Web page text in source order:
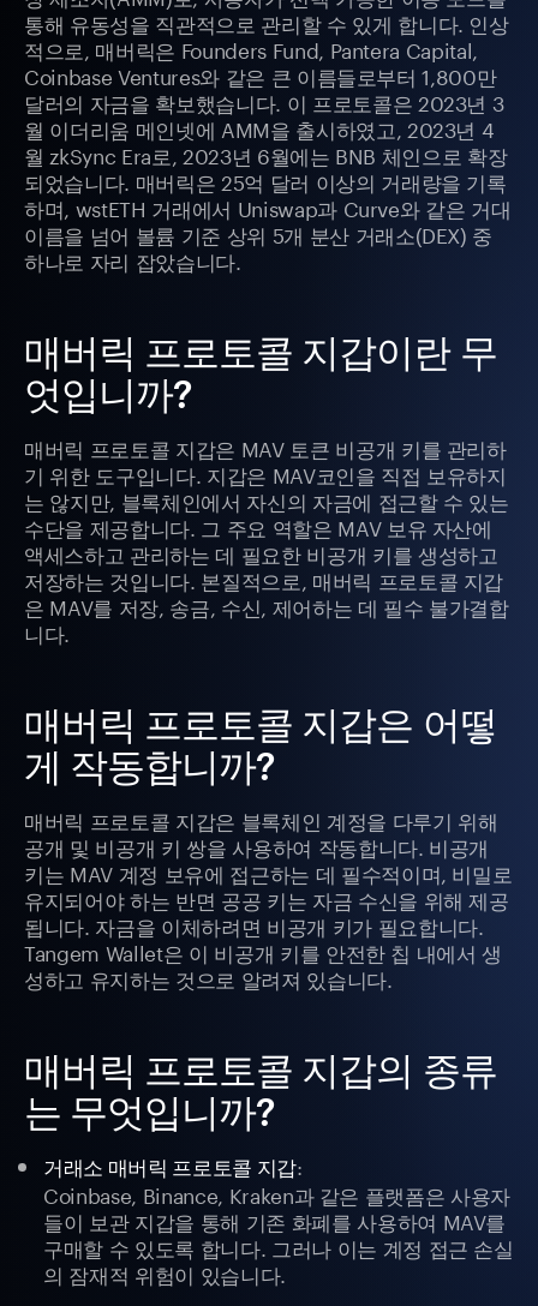
통해 유동성을 직관적으로 관리할 수 있게 합니다. 인상
적으로, 매버릭은 Founders Fund, Pantera Capital,
Coinbase Ventures와 같은 큰 이름들로부터 1,800만
달러의 자금을 확보했습니다. 이 프로토콜은 2023년 3
월 이더리움 메인넷에 AMM을 출시하였고, 2023년 4
월 zkSync Era로, 2023년 6월에는 BNB 체인으로 확장
되었습니다. 매버릭은 25억 달러 이상의 거래량을 기록
하며, wstETH 거래에서 Uniswap과 Curve와 같은 거대
이름을 넘어 볼륨 기준 상위 5개 분산 거래소(DEX) 중
하나로 자리 잡았습니다.
매버릭 프로토콜 지갑이란 무
엇입니까?
매버릭 프로토콜 지갑은 MAV 토큰 비공개 키를 관리하
기 위한 도구입니다. 지갑은 MAV코인을 직접 보유하지
는 않지만, 블록체인에서 자신의 자금에 접근할 수 있는
수단을 제공합니다. 그 주요 역할은 MAV 보유 자산에
액세스하고 관리하는 데 필요한 비공개 키를 생성하고
저장하는 것입니다. 본질적으로, 매버릭 프로토콜 지갑
은 MAV를 저장, 송금, 수신, 제어하는 데 필수 불가결합
니다.
매버릭 프로토콜 지갑은 어떻
게 작동합니까?
매버릭 프로토콜 지갑은 블록체인 계정을 다루기 위해
공개 및 비공개 키 쌍을 사용하여 작동합니다. 비공개
키는 MAV 계정 보유에 접근하는 데 필수적이며, 비밀로
유지되어야 하는 반면 공공 키는 자금 수신을 위해 제공
됩니다. 자금을 이체하려면 비공개 키가 필요합니다.
Tangem Wallet은 이 비공개 키를 안전한 칩 내에서 생
성하고 유지하는 것으로 알려져 있습니다.
매버릭 프로토콜 지갑의 종류
는 무엇입니까?
거래소 매버릭 프로토콜 지갑:
Coinbase, Binance, Kraken과 같은 플랫폼은 사용자
들이 보관 지갑을 통해 기존 화폐를 사용하여 MAV를
구매할 수 있도록 합니다. 그러나 이는 계정 접근 손실
의 잠재적 위험이 있습니다.